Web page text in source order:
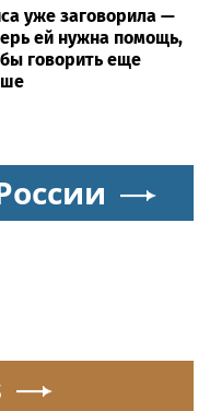
уже заговорила —
ей нужна помощь,
говорить еще